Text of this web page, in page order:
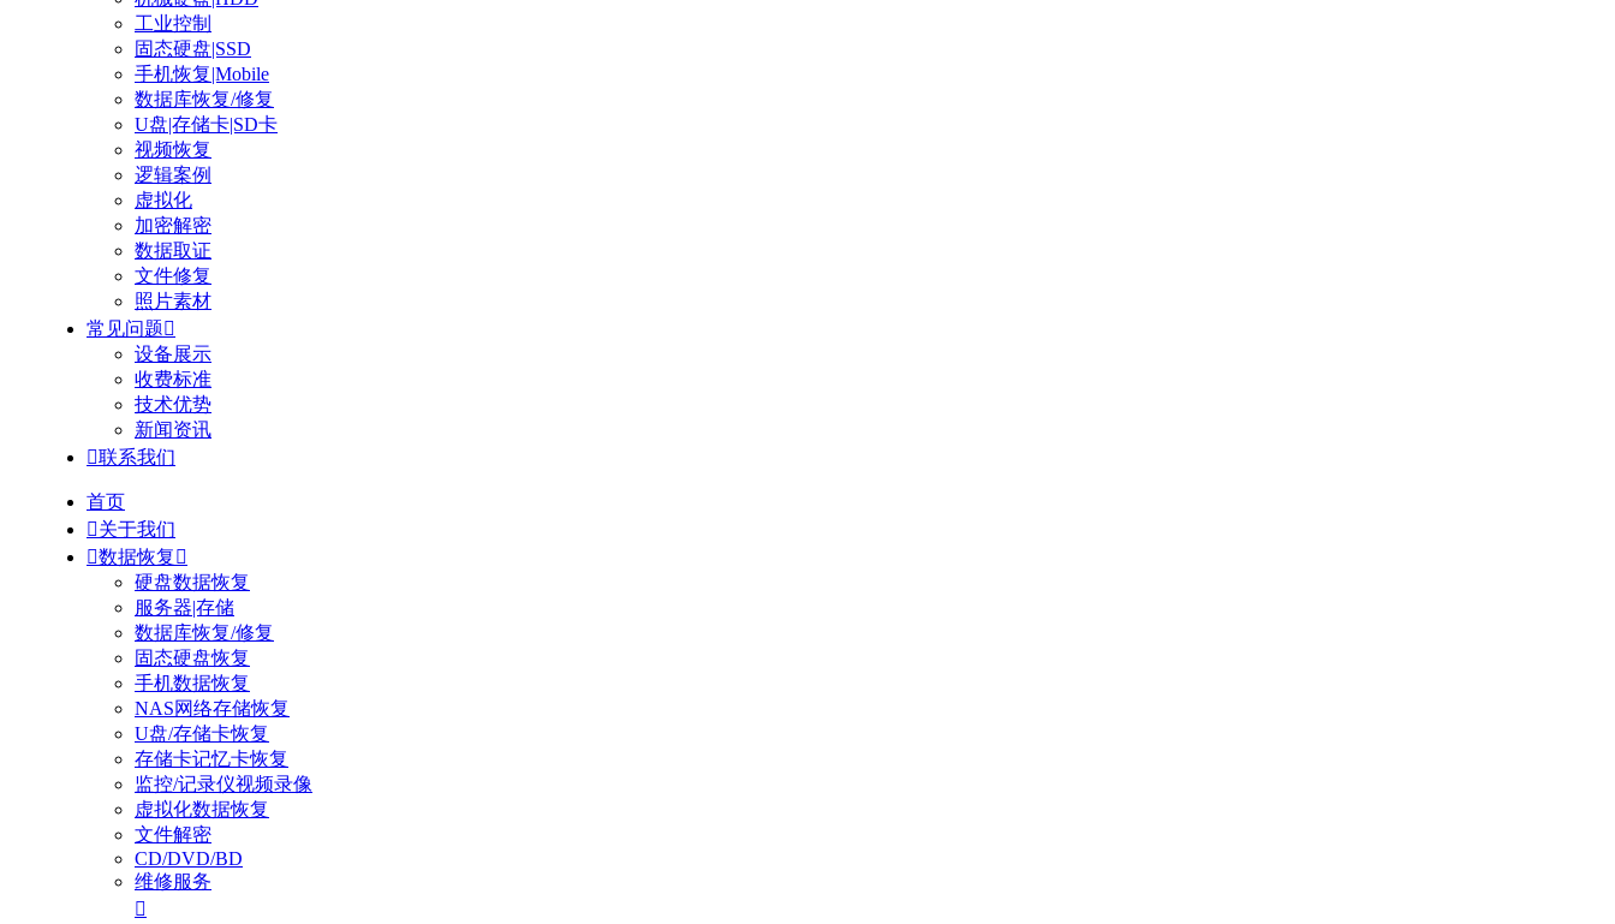
工业控制
固态硬盘|SSD
手机恢复|Mobile
数据库恢复/修复
U盘|存储卡|SD卡
视频恢复
逻辑案例
虚拟化
加密解密
数据取证
文件修复
照片素材
常见问题
设备展示
收费标准
技术优势
新闻资讯
联系我们
首页
关于我们
数据恢复 
硬盘数据恢复
服务器|存储
数据库恢复/修复
固态硬盘恢复
手机数据恢复
NAS网络存储恢复
U盘/存储卡恢复
存储卡记忆卡恢复
监控/记录仪视频录像
虚拟化数据恢复
文件解密
CD/DVD/BD
维修服务
